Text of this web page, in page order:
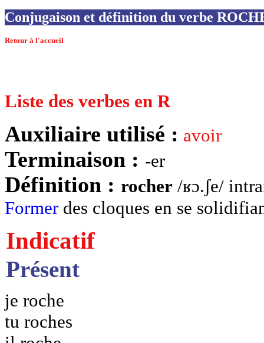
Conjugaison et définition du verbe
Retour à l'accueil
Liste des verbes en R
Auxiliaire utilisé : avoir
Terminaison : -er
Définition : rocher /ʁɔ.ʃe/
Former des cloques en se
Indicatif
Présent
je roche
tu roches